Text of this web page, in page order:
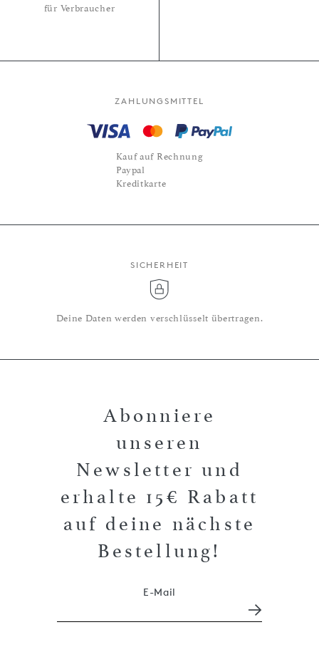
für Verbraucher
ZAHLUNGSMITTEL
Kauf auf Rechnung
Paypal
Kreditkarte
SICHERHEIT
Deine Daten werden verschlüsselt übertragen.
Abonniere
unseren
Newsletter und
erhalte 15€ Rabatt
auf deine nächste
Bestellung!
E-Mail